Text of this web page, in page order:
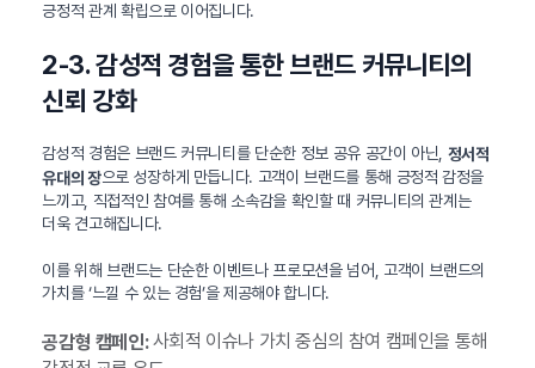
긍정적 관계 확립으로 이어집니다.
2-3. 감성적 경험을 통한 브랜드 커뮤니티의
신뢰 강화
감성적 경험은 브랜드 커뮤니티를 단순한 정보 공유 공간이 아닌, 정서적
유대의 장으로 성장하게 만듭니다. 고객이 브랜드를 통해 긍정적 감정을
느끼고, 직접적인 참여를 통해 소속감을 확인할 때 커뮤니티의 관계는
더욱 견고해집니다.
이를 위해 브랜드는 단순한 이벤트나 프로모션을 넘어, 고객이 브랜드의
가치를 ‘느낄 수 있는 경험’을 제공해야 합니다.
공감형 캠페인:사회적 이슈나 가치 중심의 참여 캠페인을 통해